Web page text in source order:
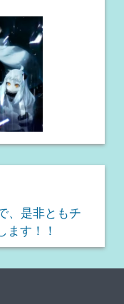
、是非ともチ
ます！！